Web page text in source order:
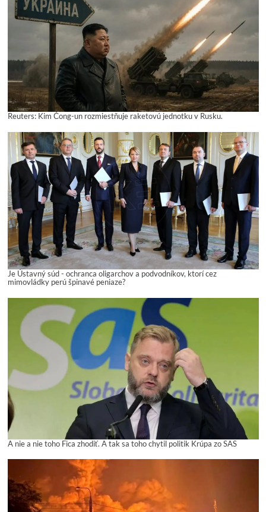
Reuters: Kim Čong-un rozmiestňuje raketovú jednotku v Rusku.
Je Ústavný súd - ochranca oligarchov a podvodníkov, ktorí cez
mimovládky perú špinavé peniaze?
A nie a nie toho Fica zhodiť. A tak sa toho chytil politik Krúpa zo SAS